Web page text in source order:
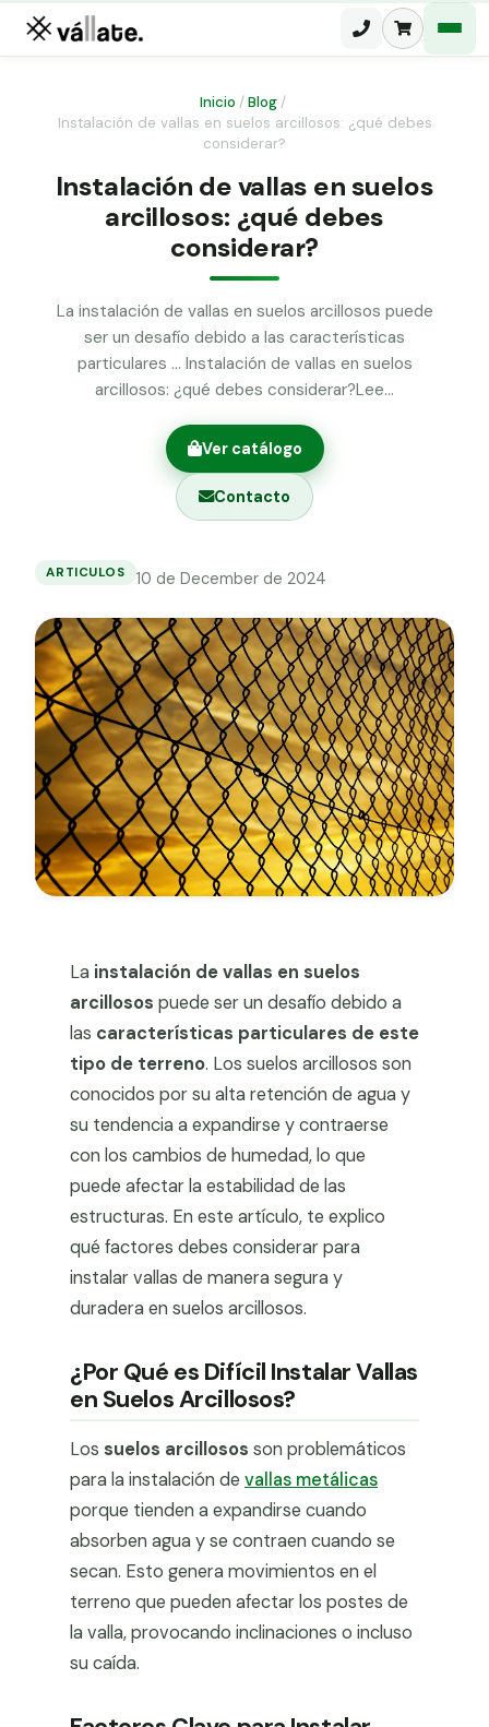
Malla electrosoldada
Malla ganadera
Malla simple torsión
Malla triple torsión
Panel malla H.
Puerta abatible dos hojas
Puerta acceso peatonal
Poste malla simple torsión
Alambre de espino galvanizado
Alambre liso galvanizado
Malla ocultación 70 g/m² verde
Abrazadera PVC malla H.
Grapa malla H.
Grapas a-18
Tensor galvanizado
Inicio /Blog /
Instalación de vallas en suelos arcillosos: ¿qué debes
considerar?
Instalación de vallas en suelos
arcillosos: ¿qué debes
considerar?
La instalación de vallas en suelos arcillosos puede
ser un desafío debido a las características
particulares … Instalación de vallas en suelos
arcillosos: ¿qué debes considerar?Lee…
Ver catálogo
Contacto
ARTICULOS 10 de December de 2024
vallas
en
suelos
arcillosos:
¿qué
debes
considerar?
La instalación de vallas en suelos
arcillosos puede ser un desafío debido a
las características particulares de este
tipo de terreno. Los suelos arcillosos son
conocidos por su alta retención de agua y
su tendencia a expandirse y contraerse
con los cambios de humedad, lo que
puede afectar la estabilidad de las
estructuras. En este artículo, te explico
qué factores debes considerar para
instalar vallas de manera segura y
duradera en suelos arcillosos.
¿Por Qué es Difícil Instalar Vallas
en Suelos Arcillosos?
Los suelos arcillosos son problemáticos
para la instalación de vallas metálicas
porque tienden a expandirse cuando
absorben agua y se contraen cuando se
secan. Esto genera movimientos en el
terreno que pueden afectar los postes de
la valla, provocando inclinaciones o incluso
su caída.